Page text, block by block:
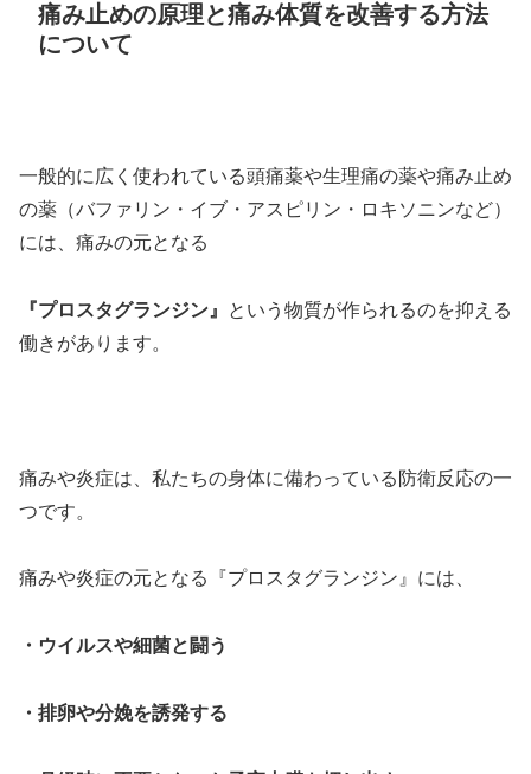
痛み止めの原理と痛み体質を改善する方法
について
一般的に広く使われている頭痛薬や生理痛の薬や痛み止め
の薬（バファリン・イブ・アスピリン・ロキソニンなど）
には、痛みの元となる
『プロスタグランジン』
という物質が作られるのを抑える
働きがあります。
痛みや炎症は、私たちの身体に備わっている防衛反応の一
つです。
痛みや炎症の元となる『プロスタグランジン』には、
・ウイルスや細菌と闘う
・排卵や分娩を誘発する